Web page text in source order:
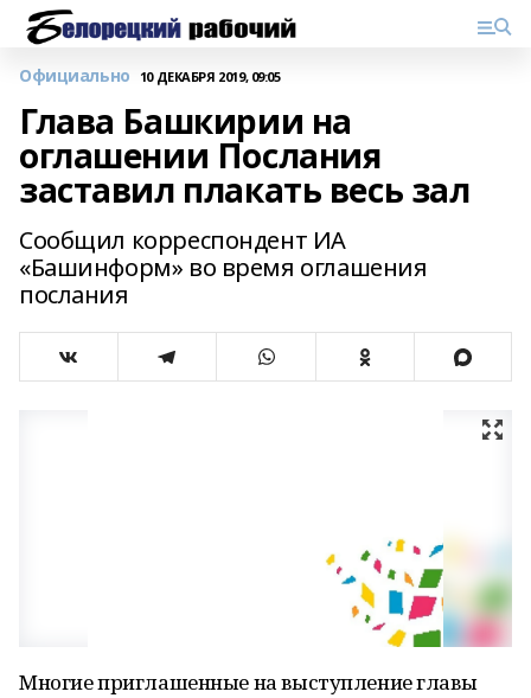
Официально 10 ДЕКАБРЯ 2019, 09:05
Глава Башкирии на
оглашении Послания
заставил плакать весь зал
Сообщил корреспондент ИА
«Башинформ» во время оглашения
послания
Многие приглашенные на выступление главы